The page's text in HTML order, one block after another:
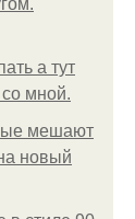
а тут
мной.
мешают
новый